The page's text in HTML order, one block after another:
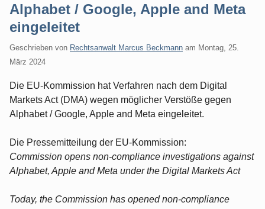
Alphabet / Google, Apple and Meta
eingeleitet
Geschrieben von Rechtsanwalt Marcus Beckmann am Montag, 25.
März 2024
Die EU-Kommission hat Verfahren nach dem Digital
Markets Act (DMA) wegen möglicher Verstöße gegen
Alphabet / Google, Apple and Meta eingeleitet.
Die Pressemitteilung der EU-Kommission:
Commission opens non-compliance investigations against
Alphabet, Apple and Meta under the Digital Markets Act
Today, the Commission has opened non-compliance